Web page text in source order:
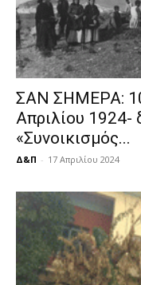
ΣΑΝ ΣΗΜΕΡΑ:
Απριλίου 1924-
«Συνοικισμός...
Δ&Π - 17 Απριλίου 2024